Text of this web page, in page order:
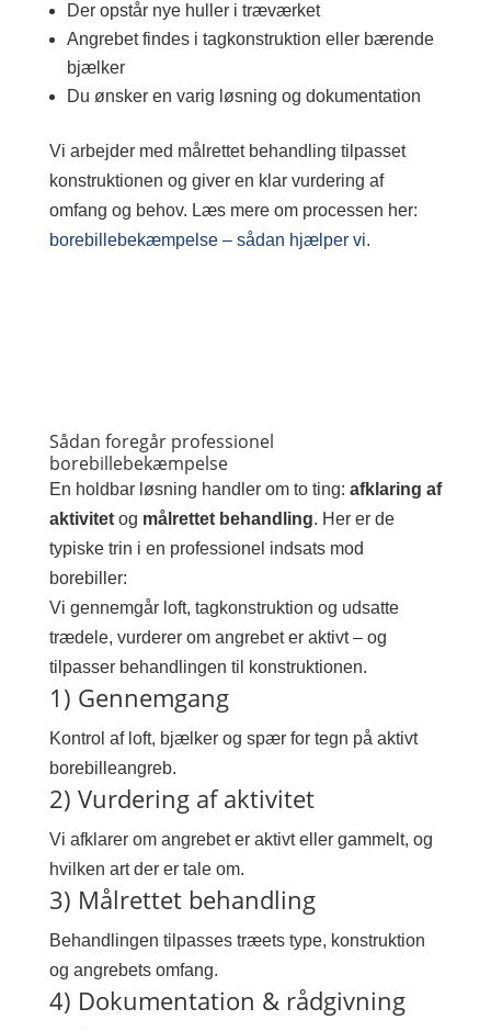
Der opstår nye huller i træværket
Angrebet findes i tagkonstruktion eller bærende
bjælker
Du ønsker en varig løsning og dokumentation
Vi arbejder med målrettet behandling tilpasset
konstruktionen og giver en klar vurdering af
omfang og behov. Læs mere om processen her:
borebillebekæmpelse – sådan hjælper vi.
Sådan foregår professionel
borebillebekæmpelse
En holdbar løsning handler om to ting: afklaring af
aktivitetog målrettet behandling. Her er de
typiske trin i en professionel indsats mod
borebiller:
Vi gennemgår loft, tagkonstruktion og udsatte
trædele, vurderer om angrebet er aktivt – og
tilpasser behandlingen til konstruktionen.
1) Gennemgang
Kontrol af loft, bjælker og spær for tegn på aktivt
borebilleangreb.
2) Vurdering af aktivitet
Vi afklarer om angrebet er aktivt eller gammelt, og
hvilken art der er tale om.
3) Målrettet behandling
Behandlingen tilpasses træets type, konstruktion
og angrebets omfang.
4) Dokumentation & rådgivning